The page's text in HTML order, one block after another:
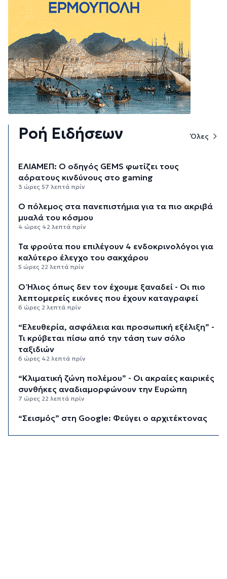
Ροή Ειδήσεων Όλες
ΕΛΙΑΜΕΠ: Ο οδηγός GEMS φωτίζει τους
αόρατους κινδύνους στο gaming
3 ώρες 57 λεπτά πρίν
Ο πόλεμος στα πανεπιστήμια για τα πιο ακριβά
μυαλά του κόσμου
4 ώρες 42 λεπτά πρίν
Τα φρούτα που επιλέγουν 4 ενδοκρινολόγοι για
καλύτερο έλεγχο του σακχάρου
5 ώρες 22 λεπτά πρίν
Ο Ήλιος όπως δεν τον έχουμε ξαναδεί - Οι πιο
λεπτομερείς εικόνες που έχουν καταγραφεί
6 ώρες 2 λεπτά πρίν
“Ελευθερία, ασφάλεια και προσωπική εξέλιξη” -
Τι κρύβεται πίσω από την τάση των σόλο
ταξιδιών
6 ώρες 42 λεπτά πρίν
“Κλιματική ζώνη πολέμου” - Οι ακραίες καιρικές
συνθήκες αναδιαμορφώνουν την Ευρώπη
7 ώρες 22 λεπτά πρίν
“Σεισμός” στη Google: Φεύγει ο αρχιτέκτονας